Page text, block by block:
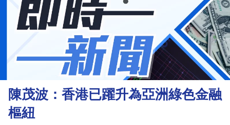
投
資
樓
市
財
陳茂波：香港已躍升為亞洲綠色金融
樞紐